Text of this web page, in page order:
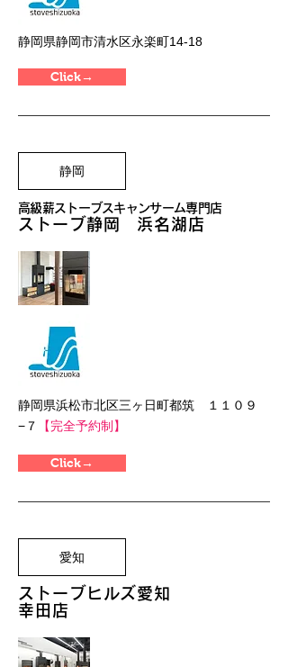
静岡県静岡市清水区永楽町14-18
Click→
静岡
高級薪ストーブスキャンサーム専門店
ストーブ静岡 浜名湖店
静岡県浜松市北区三ヶ日町都筑 １１０９
−７
【完全予約制】
Click→
愛知
ストーブヒルズ愛知
幸田店